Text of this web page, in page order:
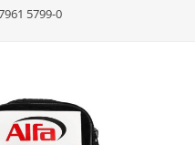
5799-0